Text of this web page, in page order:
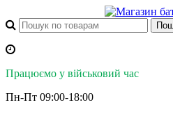
Працюємо у військовий час
Пн-Пт 09:00-18:00